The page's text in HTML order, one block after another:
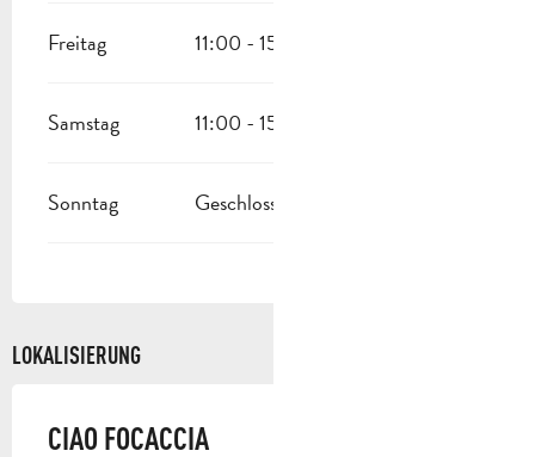
Freitag 11:00 - 15:00
Samstag 11:00 - 15:00
Sonntag Geschlossen
LOKALISIERUNG
CIAO FOCACCIA